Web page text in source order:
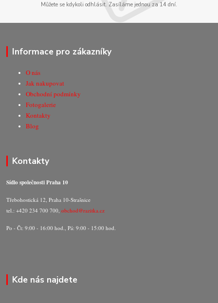
Můžete se kdykoli odhlásit. Zasíláme jednou za 14 dní.
Informace pro zákazníky
O nás
Jak nakupovat
Obchodní podmínky
Fotogalerie
Kontakty
Blog
Kontakty
Sídlo společnosti Praha 10
Třebohostická 12, Praha 10-Strašnice
tel.: +420 234 700 700,obchod@razitka.cz
Po - Čt: 9:00 - 16:00 hod., Pá: 9:00 - 15:00 hod.
Kde nás najdete